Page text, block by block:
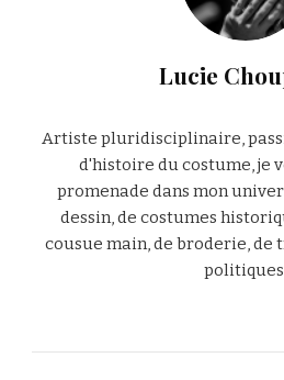
Lucie
Artiste pluridisciplinaire,
d'histoire du costume, je
promenade dans mon
dessin, de costumes
cousue main, de broderie, de